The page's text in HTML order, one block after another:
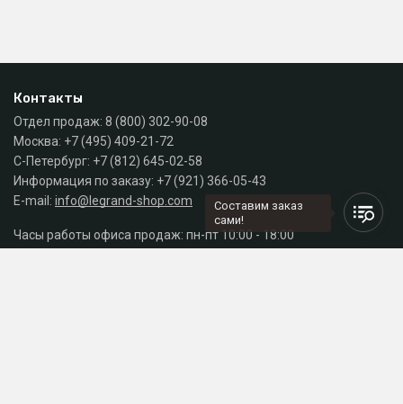
Контакты
Отдел продаж: 8 (800) 302-90-08
Москва: +7 (495) 409-21-72
С-Петербург: +7 (812) 645-02-58
Информация по заказу: +7 (921) 366-05-43
E-mail: info@legrand-shop.com
Часы работы офиса продаж: пн-пт 10:00 - 18:00
Составим заказ
сами!